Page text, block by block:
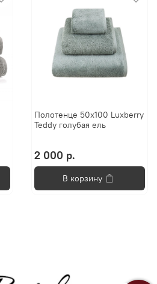
Полотенце 50х100 Luxberry
Teddy голубая ель
2 000 р.
В корзину